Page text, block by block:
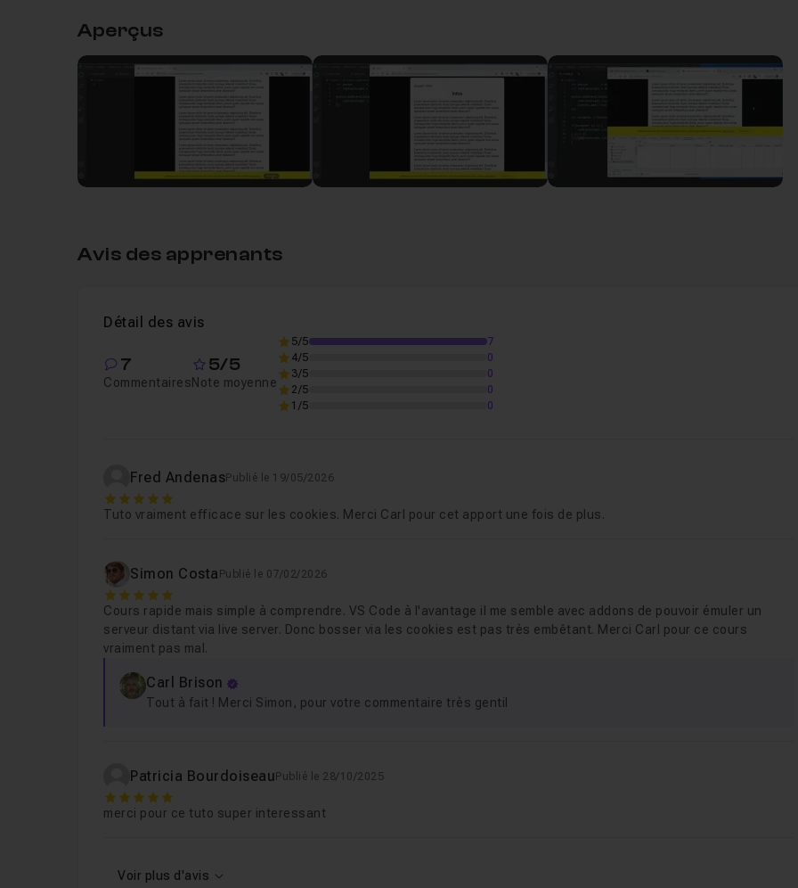
Mise en place du code CSS
Leçon 3 Mise en place du code JavaScript 04m26
Leçon 6 Conclusion 01m17
Aperçus
Avis des apprenants
Détail des avis
7
Commentaires
5/5
Note moyenne
5/5
7
4/5
0
3/5
0
2/5
0
1/5
0
Fred AndenasPublié le 19/05/2026
5
Tuto vraiment efficace sur les cookies. Merci Carl pour cet apport une fois de plus.
Simon Costa Publié le 07/02/2026
5
Cours rapide mais simple à comprendre. VS Code à l'avantage il me semble avec addons de pouvoir émuler un
serveur distant via live server. Donc bosser via les cookies est pas très embêtant. Merci Carl pour ce cours
vraiment pas mal.
Carl Brison
Tout à fait ! Merci Simon, pour votre commentaire très gentil
Patricia Bourdoiseau Publié le 28/10/2025
5
merci pour ce tuto super interessant
Voir plus d'avis